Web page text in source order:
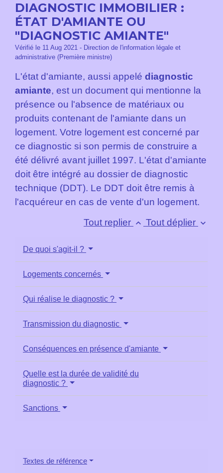
DIAGNOSTIC IMMOBILIER :
ÉTAT D'AMIANTE OU
"DIAGNOSTIC AMIANTE"
Vérifié le 11 Aug 2021 - Direction de l'information légale et
administrative (Première ministre)
L'état d'amiante, aussi appelé diagnostic
amiante, est un document qui mentionne la
présence ou l'absence de matériaux ou
produits contenant de l'amiante dans un
logement. Votre logement est concerné par
ce diagnostic si son permis de construire a
été délivré avant juillet 1997. L'état d'amiante
doit être intégré au dossier de diagnostic
technique (DDT). Le DDT doit être remis à
l'acquéreur en cas de vente d'un logement.
Tout replier keyboard_arrow_up Tout déplier keyboard_arrow_down
De quoi s'agit-il ?
Logements concernés
Qui réalise le diagnostic ?
Transmission du diagnostic
Conséquences en présence d'amiante
Quelle est la durée de validité du
diagnostic ?
Sanctions
Textes de référence